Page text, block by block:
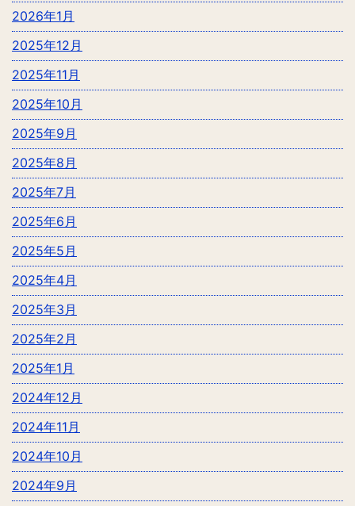
2026年1月
2025年12月
2025年11月
2025年10月
2025年9月
2025年8月
2025年7月
2025年6月
2025年5月
2025年4月
2025年3月
2025年2月
2025年1月
2024年12月
2024年11月
2024年10月
2024年9月